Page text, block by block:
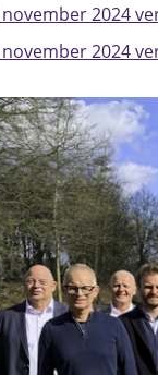
2024
2024